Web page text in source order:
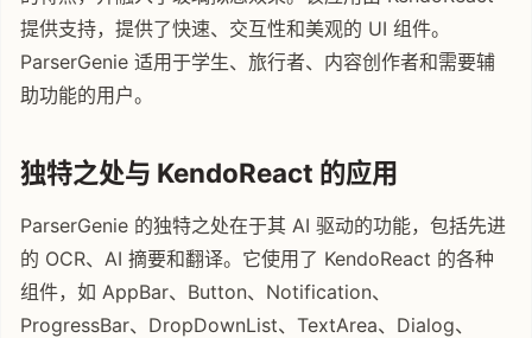
提供支持，提供了快速、交互性和美观的 UI 组件。
ParserGenie 适用于学生、旅行者、内容创作者和需要辅
助功能的用户。
独特之处与 KendoReact 的应用
ParserGenie 的独特之处在于其 AI 驱动的功能，包括先进
的 OCR、AI 摘要和翻译。它使用了 KendoReact 的各种
组件，如 AppBar、Button、Notification、
ProgressBar、DropDownList、TextArea、Dialog、